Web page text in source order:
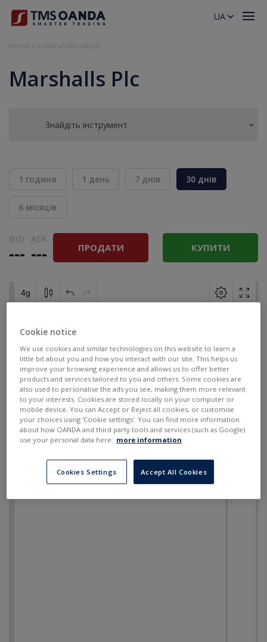
Marshalls Plc
Знайдіть інструмент
1 година 1 день 7 днів 30 днів
6 місяців
BID
---
ASK
--- ПРОДАТИ КУПИТИ
UA
Cookie notice
We use cookies and similar technologies on this website to learn a
little bit about you and how you interact with our site. This helps us
improve your browsing experience and allows us to offer better
products and services tailored to you and others. Some cookies are
also used to personalise the ads you see, making them more relevant
to your interests. Cookies are stored locally on your computer or
mobile device. You can Accept or Reject all cookies, or customise
your choices using ‘Cookie settings’. You can find more information
about how OANDA and third party tools and services (such as Google)
use your personal data here: more information.
Cookies Settings Accept All Cookies